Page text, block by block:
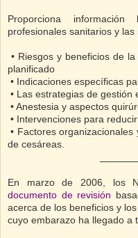
Proporciona
profesionales sanitarios y
• Riesgos y beneficios de
planificado
• Indicaciones específicas
• Las estrategias de gestión
• Anestesia y aspectos
• Intervenciones para
• Factores
de cesáreas.
En marzo de 2006, los
documento de revisión
acerca de los beneficios y
cuyo embarazo ha llegado a